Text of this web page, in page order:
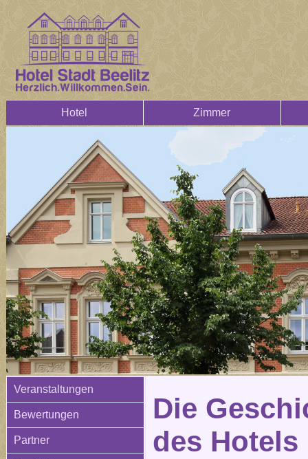
Hotel Zimmer
Veranstaltungen
Bewertungen
Partner
Die
des Hotels